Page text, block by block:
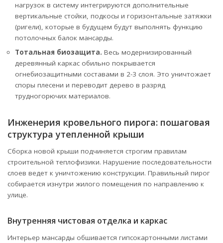
нагрузок в систему интегрируются дополнительные
вертикальные стойки, подкосы и горизонтальные затяжки
(ригели), которые в будущем будут выполнять функцию
потолочных балок мансарды.
Тотальная биозащита. Весь модернизированный
деревянный каркас обильно покрывается
огнебиозащитными составами в 2-3 слоя. Это уничтожает
споры плесени и переводит дерево в разряд
трудногорючих материалов.
Инженерия кровельного пирога: пошаговая
структура утепленной крыши
Сборка новой крыши подчиняется строгим правилам
строительной теплофизики. Нарушение последовательности
слоев ведет к уничтожению конструкции. Правильный пирог
собирается изнутри жилого помещения по направлению к
улице.
Внутренняя чистовая отделка и каркас
Интерьер мансарды обшивается гипсокартонными листами